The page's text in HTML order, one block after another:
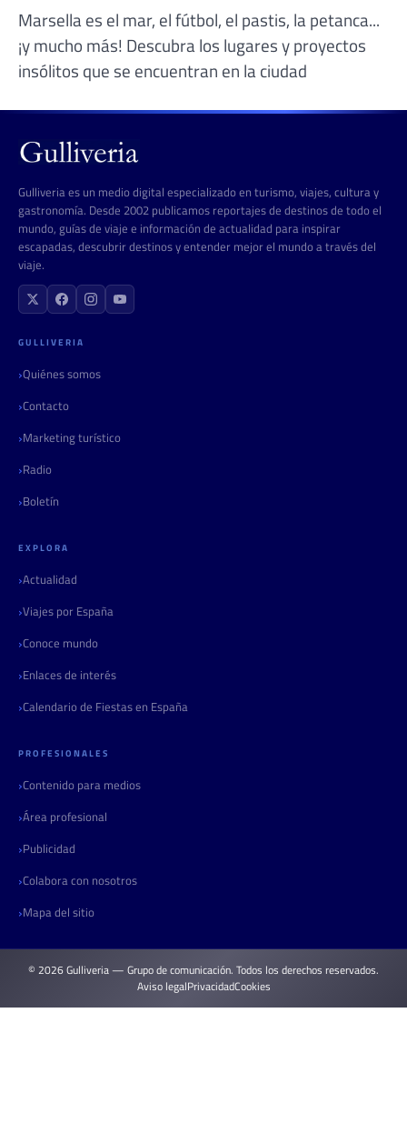
Marsella es el mar, el fútbol, el pastis, la petanca...
¡y mucho más! Descubra los lugares y proyectos
insólitos que se encuentran en la ciudad
Gulliveria es un medio digital especializado en turismo, viajes, cultura y
gastronomía. Desde 2002 publicamos reportajes de destinos de todo el
mundo, guías de viaje e información de actualidad para inspirar
escapadas, descubrir destinos y entender mejor el mundo a través del
viaje.
GULLIVERIA
Quiénes somos
Contacto
Marketing turístico
Radio
Boletín
EXPLORA
Actualidad
Viajes por España
Conoce mundo
Enlaces de interés
Calendario de Fiestas en España
PROFESIONALES
Contenido para medios
Área profesional
Publicidad
Colabora con nosotros
Mapa del sitio
© 2026 Gulliveria — Grupo de comunicación. Todos los derechos reservados.
Aviso legalPrivacidadCookies